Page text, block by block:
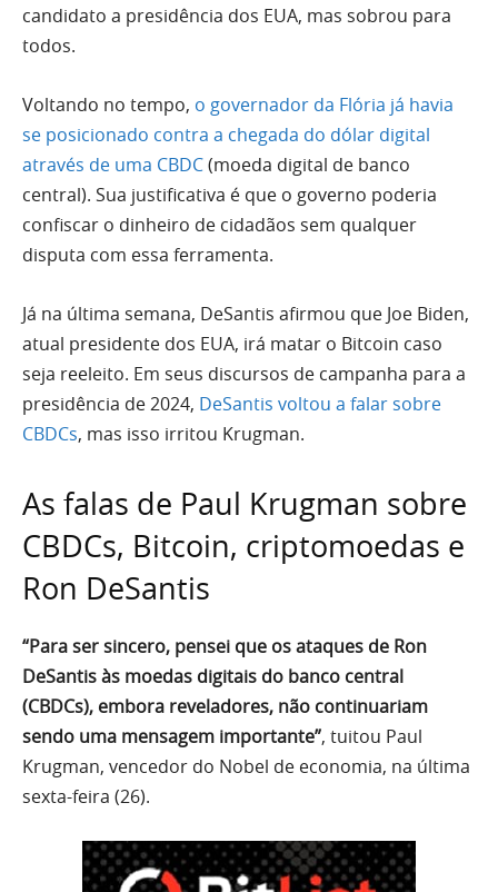
candidato a presidência dos EUA, mas sobrou para
todos.
Voltando no tempo, o governador da Flória já havia
se posicionado contra a chegada do dólar digital
através de uma CBDC(moeda digital de banco
central). Sua justificativa é que o governo poderia
confiscar o dinheiro de cidadãos sem qualquer
disputa com essa ferramenta.
Já na última semana, DeSantis afirmou que Joe Biden,
atual presidente dos EUA, irá matar o Bitcoin caso
seja reeleito. Em seus discursos de campanha para a
presidência de 2024, DeSantis voltou a falar sobre
CBDCs, mas isso irritou Krugman.
As falas de Paul Krugman sobre
CBDCs, Bitcoin, criptomoedas e
Ron DeSantis
“Para ser sincero, pensei que os ataques de Ron
DeSantis às moedas digitais do banco central
(CBDCs), embora reveladores, não continuariam
sendo uma mensagem importante”, tuitou Paul
Krugman, vencedor do Nobel de economia, na última
sexta-feira (26).